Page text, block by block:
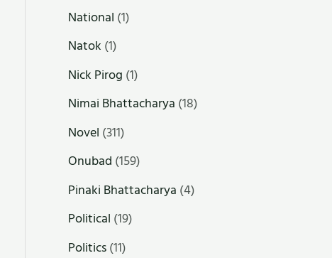
National (1)
Natok (1)
Nick Pirog (1)
Nimai Bhattacharya (18)
Novel (311)
Onubad (159)
Pinaki Bhattacharya (4)
Political (19)
Politics(11)